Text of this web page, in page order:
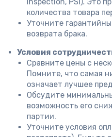
количества товара
Уточните
возврата брака.
Условия
Сравните цены с
Помните, что самая
означает лучшее
Обсудите
возможность его
партии.
Уточните условия